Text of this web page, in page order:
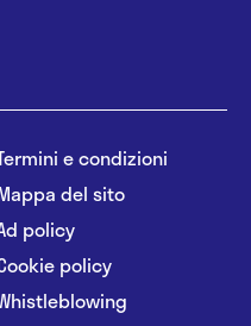
facciale
orale
e condizioni
del sito
policy
policy